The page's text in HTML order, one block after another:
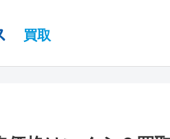
買取